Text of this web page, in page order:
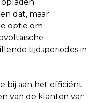
dat, maar
optie om
tijdsperiodes in
bij aan het efficiënt
van de klanten van